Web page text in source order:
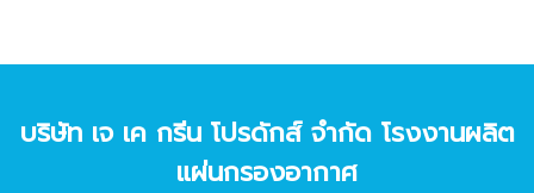
บริษัท เจ เค กรีน โปรดักส์ จํากัด โรงงานผลิต
แผ่นกรองอากาศ